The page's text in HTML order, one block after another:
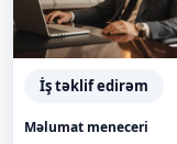
İş təklif edirəm
Məlumat meneceri